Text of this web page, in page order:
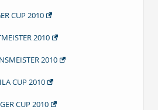
CUP 2010
2010
2010
CUP 2010
CUP 2010